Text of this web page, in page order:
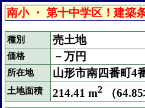
南小 ・ 第十中学区！建築
種別 売土地
価格 －万円
所在地 山形市南四番町4
土地面積 214.41 m2 （